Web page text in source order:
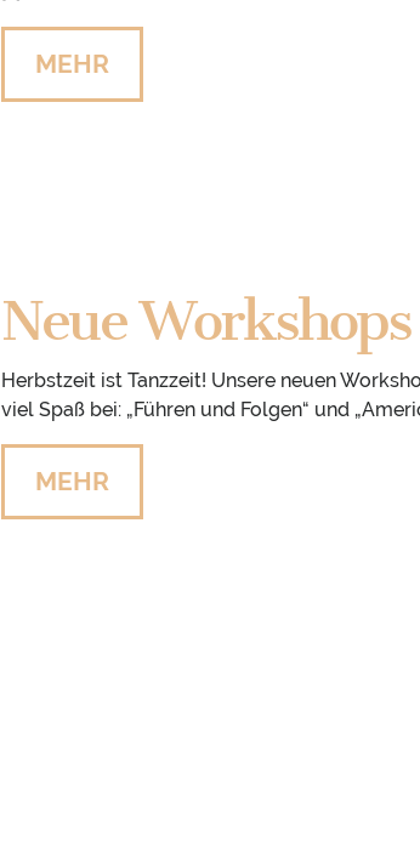
MEHR
Neue
Herbstzeit ist Tanzzeit! Unsere neuen
viel Spaß bei: „Führen und Folgen“ und
MEHR